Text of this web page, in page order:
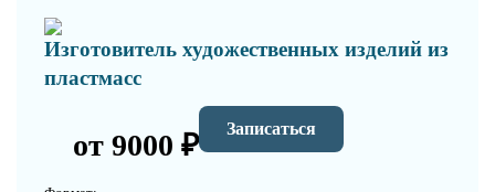
Изготовитель художественных изделий из
пластмасс
от 9000 ₽ Записаться